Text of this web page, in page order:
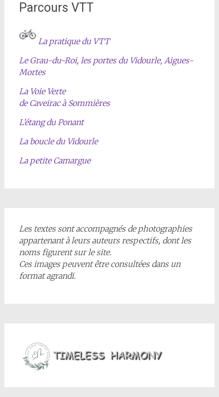
Parcours VTT
La pratique du VTT
Le Grau-du-Roi, les portes du Vidourle, Aigues-
Mortes
La Voie Verte
de Caveirac à Sommières
L’étang du Ponant
La boucle du Vidourle
La petite Camargue
Les textes sont accompagnés de photographies
appartenant à leurs auteurs respectifs, dont les
noms figurent sur le site.
Ces images peuvent être consultées dans un
format agrandi.